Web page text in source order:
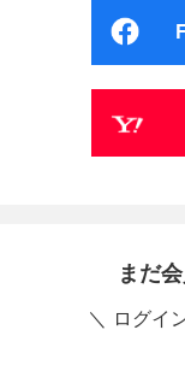
まだ
＼ ログイ